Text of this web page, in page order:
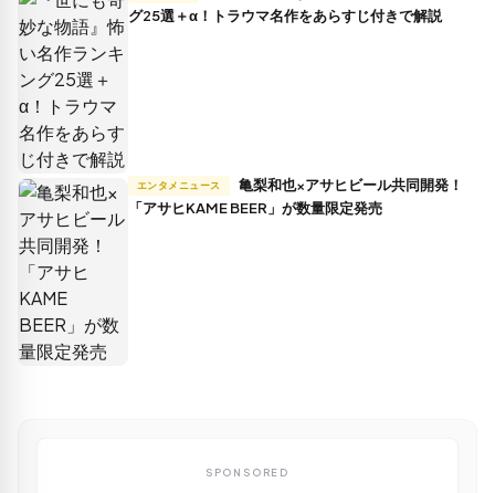
グ25選＋α！トラウマ名作をあらすじ付きで解説
エンタメニュース
「アサヒKAME BEER」が数量限定発売
SPONSORED